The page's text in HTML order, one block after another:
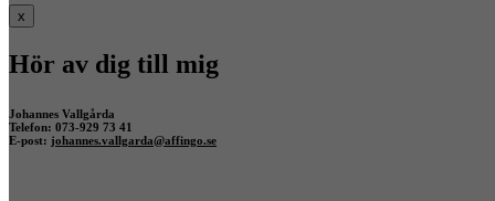
x
Hör av dig till mig
Johannes Vallgårda
Telefon: 073-929 73 41
E-post: johannes.vallgarda@affingo.se